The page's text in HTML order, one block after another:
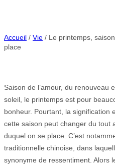
Accueil / Vie / Le printemps,
place
Saison de l’amour, du renouveau
soleil, le printemps est pour
bonheur. Pourtant, la signification
cette saison peut changer du tout
duquel on se place. C’est
traditionnelle chinoise, dans
synonyme de ressentiment. Alors